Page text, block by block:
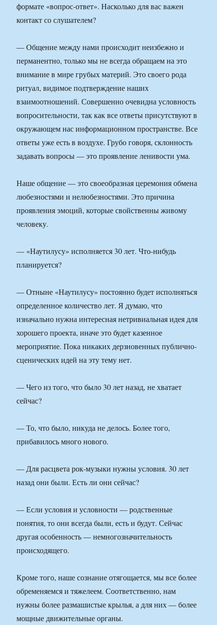
формате «вопрос-ответ». Насколько для вас важен
контакт со слушателем?
— Общение между нами происходит неизбежно и
перманентно, только мы не всегда обращаем на это
внимание в мире грубых материй. Это своего рода
ритуал, видимое подтверждение наших
взаимоотношений. Совершенно очевидна условность
вопросительности, так как все ответы присутствуют в
окружающем нас информационном пространстве. Все
ответы уже есть в воздухе. Грубо говоря, склонность
задавать вопросы — это проявление ленивости ума.
Наше общение — это своеобразная церемония обмена
любезностями и нелюбезностями. Это причина
проявления эмоций, которые свойственны живому
человеку.
— «Наутилусу» исполняется 30 лет. Что-нибудь
планируется?
— Отныне «Наутилусу» постоянно будет исполняться
определенное количество лет. Я думаю, что
изначально нужна интересная нетривиальная идея для
хорошего проекта, иначе это будет казенное
мероприятие. Пока никаких дерзновенных публично-
сценических идей на эту тему нет.
— Чего из того, что было 30 лет назад, не хватает
сейчас?
— То, что было, никуда не делось. Более того,
прибавилось много нового.
— Для расцвета рок-музыки нужны условия. 30 лет
назад они были. Есть ли они сейчас?
— Если условия и условности — родственные
понятия, то они всегда были, есть и будут. Сейчас
другая особенность — немногозначительность
происходящего.
Кроме того, наше сознание отягощается, мы все более
обременяемся и тяжелеем. Соответственно, нам
нужны более размашистые крылья, а для них — более
мощные движительные органы.